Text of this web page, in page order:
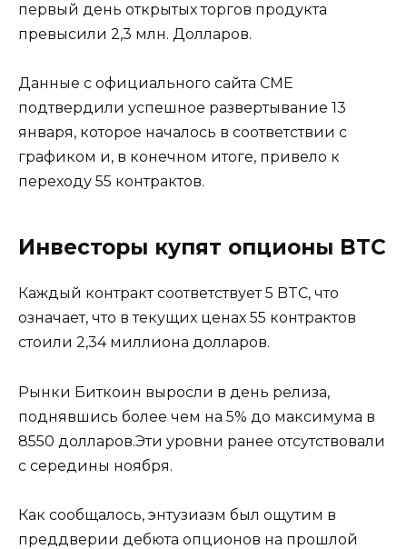
первый день открытых торгов продукта
превысили 2,3 млн. Долларов.
Данные с официального сайта CME
подтвердили успешное развертывание 13
января, которое началось в соответствии с
графиком и, в конечном итоге, привело к
переходу 55 контрактов.
Инвесторы купят опционы BTC
Каждый контракт соответствует 5 BTC, что
означает, что в текущих ценах 55 контрактов
стоили 2,34 миллиона долларов.
Рынки Биткоин выросли в день релиза,
поднявшись более чем на 5% до максимума в
8550 долларов.Эти уровни ранее отсутствовали
с середины ноября.
Как сообщалось, энтузиазм был ощутим в
преддверии дебюта опционов на прошлой